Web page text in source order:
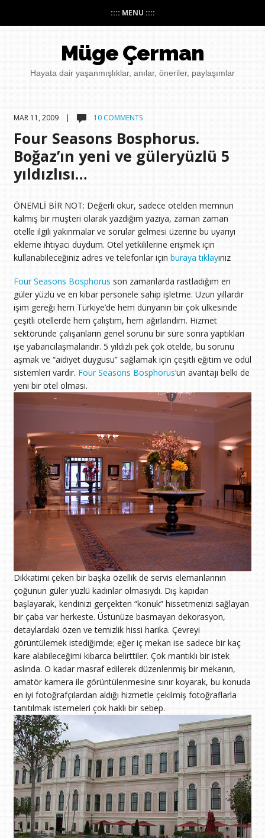
:::: MENU ::::
Müge Çerman
Hayata dair yaşanmışlıklar, anılar, öneriler, paylaşımlar
MAR 11, 2009 | 10 COMMENTS
Four Seasons Bosphorus.
Boğaz’ın yeni ve güleryüzlü 5
yıldızlısı…
ÖNEMLİ BİR NOT: Değerli okur, sadece otelden memnun
kalmış bir müşteri olarak yazdığım yazıya, zaman zaman
otelle ilgili yakınmalar ve sorular gelmesi üzerine bu uyarıyı
ekleme ihtiyacı duydum. Otel yetkililerine erişmek için
kullanabileceğiniz adres ve telefonlar için buraya tıklayınız
Four Seasons Bosphorus son zamanlarda rastladığım en
güler yüzlü ve en kibar personele sahip işletme. Uzun yıllardır
işim gereği hem Türkiye’de hem dünyanın bir çok ülkesinde
çeşitli otellerde hem çalıştım, hem ağırlandım. Hizmet
sektöründe çalışanların genel sorunu bir süre sonra yaptıkları
işe yabancılaşmalarıdır. 5 yıldızlı pek çok otelde, bu sorunu
aşmak ve “aidiyet duygusu” sağlamak için çeşitli eğitim ve ödül
sistemleri vardır. Four Seasons Bosphorus’un avantajı belki de
yeni bir otel olması.
Dikkatimi çeken bir başka özellik de servis elemanlarının
çoğunun güler yüzlü kadınlar olmasıydı. Dış kapıdan
başlayarak, kendinizi gerçekten “konuk” hissetmenizi sağlayan
bir çaba var herkeste. Üstünüze basmayan dekorasyon,
detaylardaki özen ve temizlik hissi harika. Çevreyi
görüntülemek istediğimde; eğer iç mekan ise sadece bir kaç
kare alabileceğimi kibarca belirttiler. Çok mantıklı bir istek
aslında. O kadar masraf edilerek düzenlenmiş bir mekanın,
amatör kamera ile görüntülenmesine sınır koyarak, bu konuda
en iyi fotoğrafçılardan aldığı hizmetle çekilmiş fotoğraflarla
tanıtılmak istemeleri çok haklı bir sebep.